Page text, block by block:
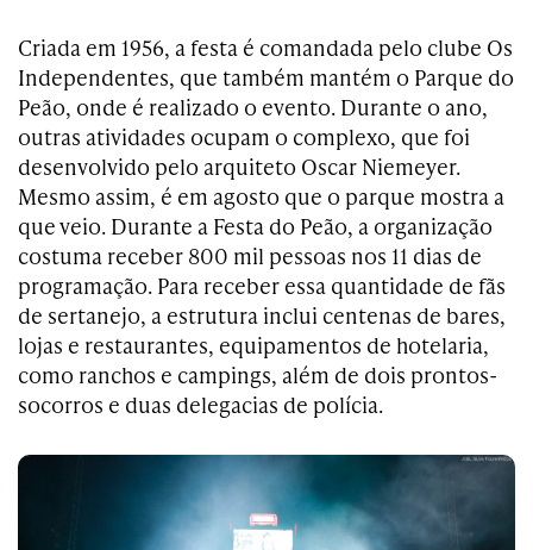
Criada em 1956, a festa é comandada pelo clube Os
Independentes, que também mantém o Parque do
Peão, onde é realizado o evento. Durante o ano,
outras atividades ocupam o complexo, que foi
desenvolvido pelo arquiteto Oscar Niemeyer.
Mesmo assim, é em agosto que o parque mostra a
que veio. Durante a Festa do Peão, a organização
costuma receber 800 mil pessoas nos 11 dias de
programação. Para receber essa quantidade de fãs
de sertanejo, a estrutura inclui centenas de bares,
lojas e restaurantes, equipamentos de hotelaria,
como ranchos e campings, além de dois prontos-
socorros e duas delegacias de polícia.